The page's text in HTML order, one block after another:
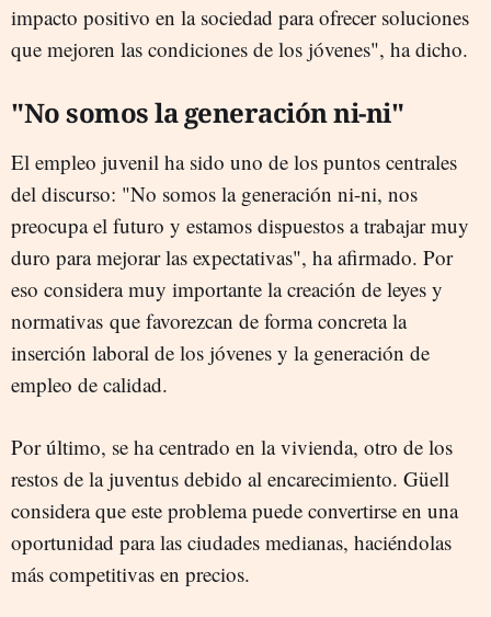
impacto positivo en la sociedad para ofrecer soluciones
que mejoren las condiciones de los jóvenes", ha dicho.
"No somos la generación ni-ni"
El empleo juvenil ha sido uno de los puntos centrales
del discurso: "No somos la generación ni-ni, nos
preocupa el futuro y estamos dispuestos a trabajar muy
duro para mejorar las expectativas", ha afirmado. Por
eso considera muy importante la creación de leyes y
normativas que favorezcan de forma concreta la
inserción laboral de los jóvenes y la generación de
empleo de calidad.
Por último, se ha centrado en la vivienda, otro de los
restos de la juventus debido al encarecimiento. Güell
considera que este problema puede convertirse en una
oportunidad para las ciudades medianas, haciéndolas
más competitivas en precios.